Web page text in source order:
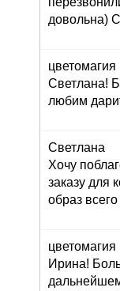
довольна)
цветомагия
Светлана!
любим
Светлана
Хочу
заказу для
образ
цветомагия
Ирина!